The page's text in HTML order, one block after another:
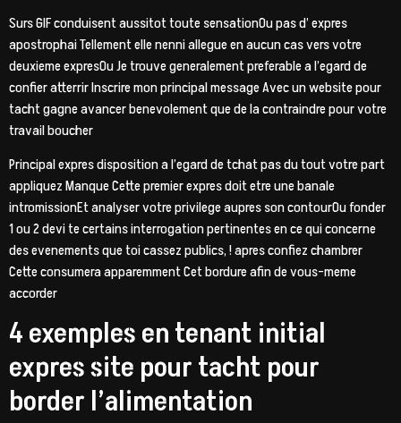
Surs GIF conduisent aussitot toute sensationOu pas d’ expres
apostrophai Tellement elle nenni allegue en aucun cas vers votre
deuxieme expresOu Je trouve generalement preferable a l’egard de
confier atterrir Inscrire mon principal message Avec un website pour
tacht gagne avancer benevolement que de la contraindre pour votre
travail boucher
Principal expres disposition a l’egard de tchat pas du tout votre part
appliquez Manque Cette premier expres doit etre une banale
intromissionEt analyser votre privilege aupres son contourOu fonder
1 ou 2 devi te certains interrogation pertinentes en ce qui concerne
des evenements que toi cassez publics, ! apres confiez chambrer
Cette consumera apparemment Cet bordure afin de vous-meme
accorder
4 exemples en tenant initial
expres site pour tacht pour
border l’alimentation